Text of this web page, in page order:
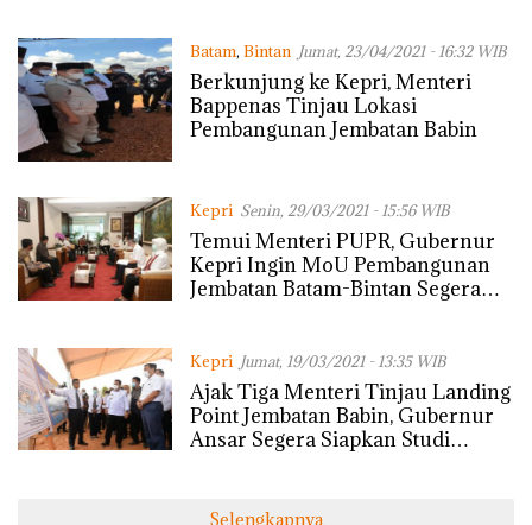
Batam, Bintan Jumat, 23/04/2021 - 16:32 WIB
Berkunjung ke Kepri, Menteri
Bappenas Tinjau Lokasi
Pembangunan Jembatan Babin
Kepri Senin, 29/03/2021 - 15:56 WIB
Temui Menteri PUPR, Gubernur
Kepri Ingin MoU Pembangunan
Jembatan Batam-Bintan Segera
Kepri Jumat, 19/03/2021 - 13:35 WIB
Ajak Tiga Menteri Tinjau Landing
Point Jembatan Babin, Gubernur
Ansar Segera Siapkan Studi
Selengkapnya